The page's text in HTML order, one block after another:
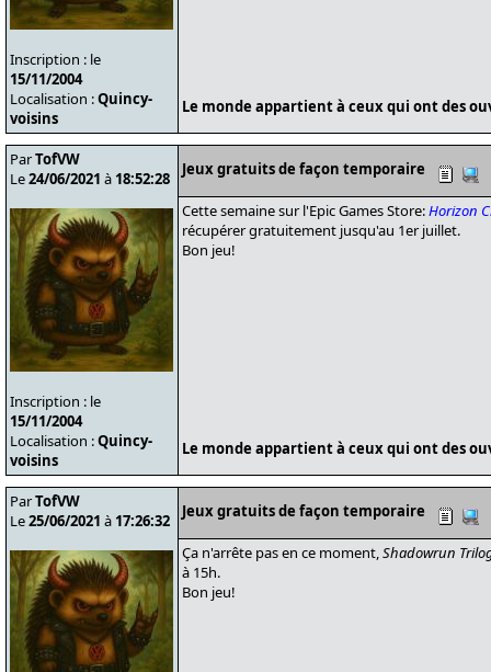
Inscription : le
15/11/2004
Localisation :Quincy-
voisins
Le monde appartient à ceux qui ont des
ParTofVW
Le24/06/2021 à 18:52:28
Inscription : le
15/11/2004
Localisation :Quincy-
voisins
Jeux gratuits de façon temporaire
Cette semaine sur l'Epic Games Store:Horizon
récupérer gratuitement jusqu'au 1er juillet.
Bon jeu!
Le monde appartient à ceux qui ont des
ParTofVW
Le25/06/2021 à 17:26:32 Jeux gratuits de façon temporaire
Ça n'arrête pas en ce moment,Shadowrun
à 15h.
Bon jeu!